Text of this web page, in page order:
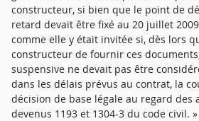
constructeur, si bien que le point de
retard devait être fixé au 20 juillet
comme elle y était invitée si, dès lors
constructeur de fournir ces
suspensive ne devait pas être
dans les délais prévus au contrat, la
décision de base légale au regard des
devenus 1193 et 1304-3 du code civil. »